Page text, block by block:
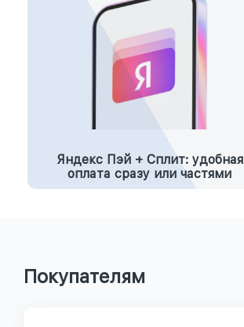
Яндекс Пэй + Сплит: удобная
оплата сразу или частями
Покупателям